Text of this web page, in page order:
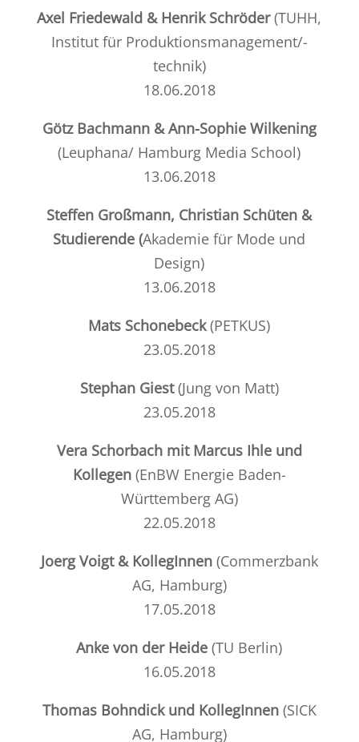
Axel Friedewald & Henrik Schröder(TUHH,
Institut für Produktionsmanagement/-
technik)
18.06.2018
Götz Bachmann & Ann-Sophie Wilkening
(Leuphana/ Hamburg Media School)
13.06.2018
Steffen Großmann, Christian Schüten &
Studierende (Akademie für Mode und
Design)
13.06.2018
Mats Schonebeck(PETKUS)
23.05.2018
Stephan Giest(Jung von Matt)
23.05.2018
Vera Schorbach mit Marcus Ihle und
Kollegen (EnBW Energie Baden-
Württemberg AG)
22.05.2018
Joerg Voigt & KollegInnen(Commerzbank
AG, Hamburg)
17.05.2018
Anke von der Heide (TU Berlin)
16.05.2018
Thomas Bohndick und KollegInnen (SICK
AG, Hamburg)